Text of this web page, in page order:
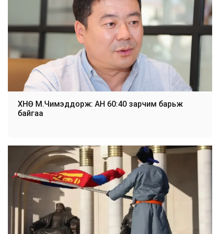
ҮХНӨ М.Чимэддорж: АН 60:40 зарчим барьж
байгаа